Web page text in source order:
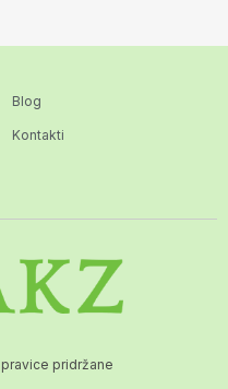
Blog
Kontakti
pridržane